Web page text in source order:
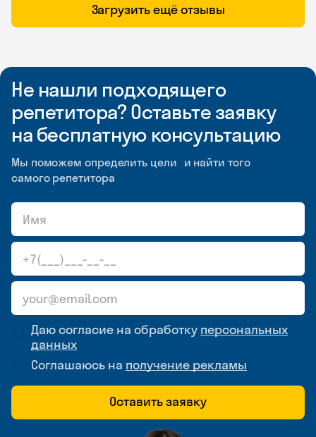
Загрузить ещё отзывы
Не нашли подходящего
репетитора? Оставьте заявку
на бесплатную консультацию
Мы поможем определить цели и найти того
самого репетитора
Даю согласие на обработку персональных
данных
Соглашаюсь на получение рекламы
Оставить заявку